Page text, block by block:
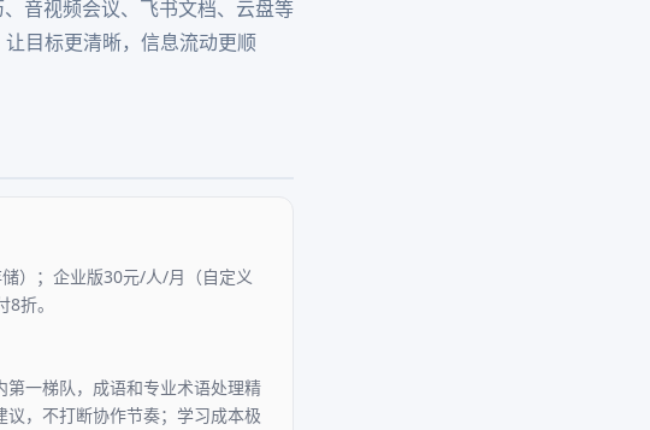
音视频会议、飞书文档、云盘等
目标更清晰，信息流动更顺
）；企业版30元/人/月（自定义
折。
一梯队，成语和专业术语处理精
，不打断协作节奏；学习成本极